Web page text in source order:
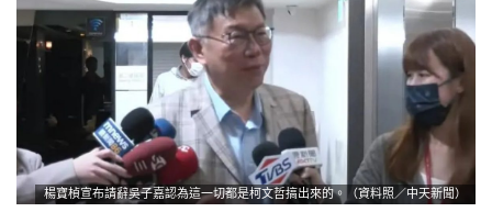
楊寶楨宣布請辭吳子嘉認為這一切都是柯文哲搞出來的。（資料照／中天新聞）